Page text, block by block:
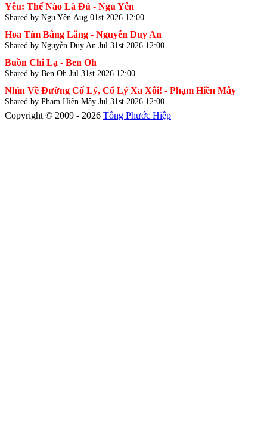
Yêu: Thế Nào Là Đủ - Ngu Yên
Shared by Ngu Yên Aug 01st 2026 12:00
Hoa Tím Bằng Lăng - Nguyễn Duy An
Shared by Nguyễn Duy An Jul 31st 2026 12:00
Buồn Chi Lạ - Ben Oh
Shared by Ben Oh Jul 31st 2026 12:00
Nhìn Về Đường Cố Lý, Cố Lý Xa Xôi! - Phạm Hiền Mây
Shared by Phạm Hiền Mây Jul 31st 2026 12:00
Copyright © 2009 - 2026 Tống Phước Hiệp